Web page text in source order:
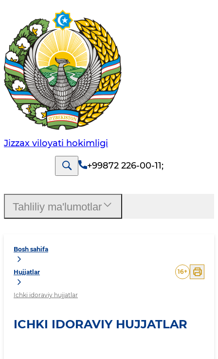
Jizzах vilоyati hоkimligi
+99872 226-00-11;
Bosh sahifa
Hujjatlar
Ichki idoraviy hujjatlar
16+
ICHKI IDORAVIY HUJJATLAR
Tahliliy ma'lumotlar